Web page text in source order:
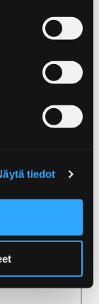
tiedot
die